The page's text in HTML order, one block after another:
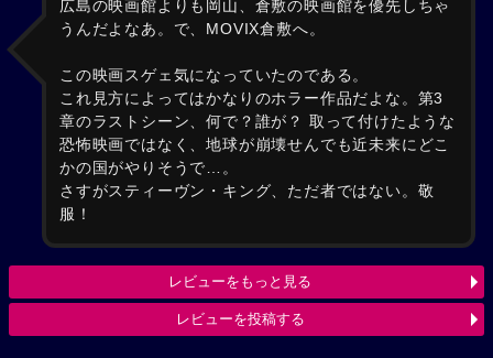
広島の映画館よりも岡山、倉敷の映画館を優先しちゃ
うんだよなあ。で、MOVIX倉敷へ。
この映画スゲェ気になっていたのである。
これ見方によってはかなりのホラー作品だよな。第3
章のラストシーン、何で？誰が？ 取って付けたような
恐怖映画ではなく、地球が崩壊せんでも近未来にどこ
かの国がやりそうで…。
さすがスティーヴン・キング、ただ者ではない。敬
服！
レビューをもっと見る
レビューを投稿する